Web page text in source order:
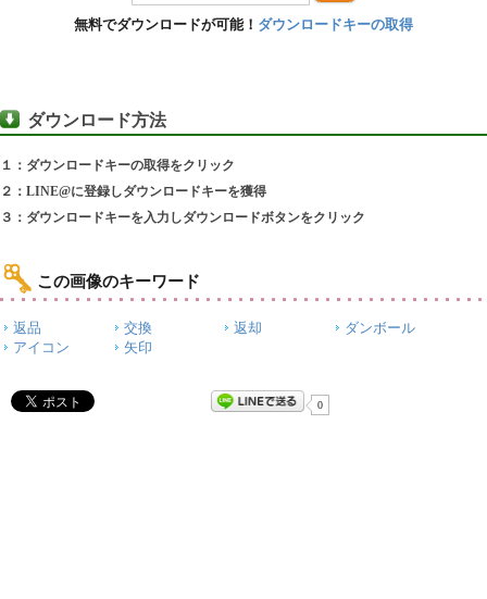
無料でダウンロードが可能！ ダウンロードキーの取得
ダウンロード方法
１：ダウンロードキーの取得をクリック
２：LINE@に登録しダウンロードキーを獲得
３：ダウンロードキーを入力しダウンロードボタンをクリック
この画像のキーワード
返品 交換 返却
ダンボール
アイコン
矢印
0